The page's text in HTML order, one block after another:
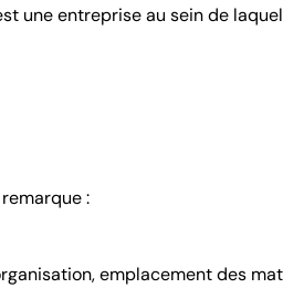
une entreprise au sein de
:
emplacement des